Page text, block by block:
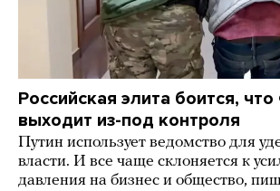
Российская элита боится,
выходит из-под контроля
Путин использует ведомство для
власти. И все чаще склоняется к
давления на бизнес и общество,